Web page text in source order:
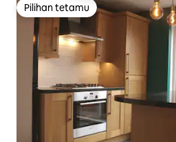
Pilihan tetamu
Pilihan tetamu